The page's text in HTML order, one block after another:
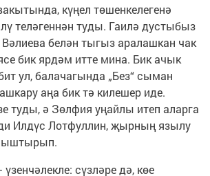
күңел төшенкелегенә
теләгеннән туды. Гаилә дустыбыз
белән тыгыз аралашкан чак
бик ярдәм итте мина. Бик ачык
ул, балачагында „Без“ сыман
аңа бик тә килешер иде.
туды, ә Зөлфия уңайлы итеп аларга
Илдүс Лотфуллин, җырның язылу
сүзләре дә, көе